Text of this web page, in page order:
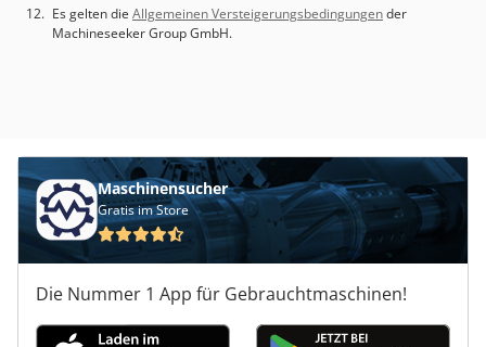
Es gelten die Allgemeinen Versteigerungsbedingungender
Machineseeker Group GmbH.
Maschinensucher
Gratis im Store
Die Nummer 1 App für Gebrauchtmaschinen!